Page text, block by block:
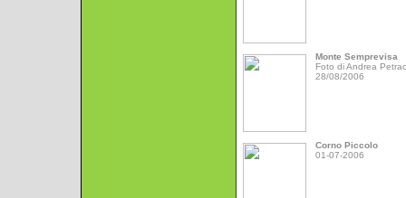
Monte Semprevisa
Foto di Andrea
28/08/2006
Corno Piccolo
01-07-2006